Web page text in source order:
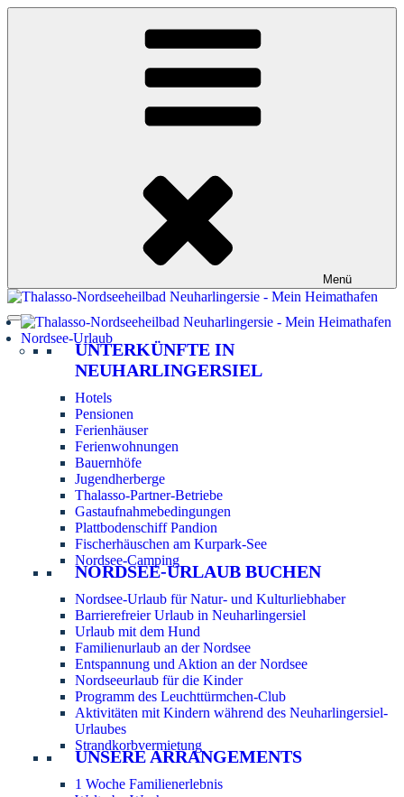
Zum
Menü
Nordsee-Urlaub
UNTERKÜNFTE IN
NEUHARLINGERSIEL
Hotels
Pensionen
Ferienhäuser
Ferienwohnungen
Bauernhöfe
Jugendherberge
Thalasso-Partner-Betriebe
Gastaufnahmebedingungen
Plattbodenschiff Pandion
Fischerhäuschen am Kurpark-See
Nordsee-Camping
NORDSEE-URLAUB BUCHEN
Nordsee-Urlaub für Natur- und Kulturliebhaber
Barrierefreier Urlaub in Neuharlingersiel
Urlaub mit dem Hund
Familienurlaub an der Nordsee
Entspannung und Aktion an der Nordsee
Nordseeurlaub für die Kinder
Programm des Leuchttürmchen-Club
Aktivitäten mit Kindern während des Neuharlingersiel-
Urlaubes
Strandkorbvermietung
UNSERE ARRANGEMENTS
1 Woche Familienerlebnis